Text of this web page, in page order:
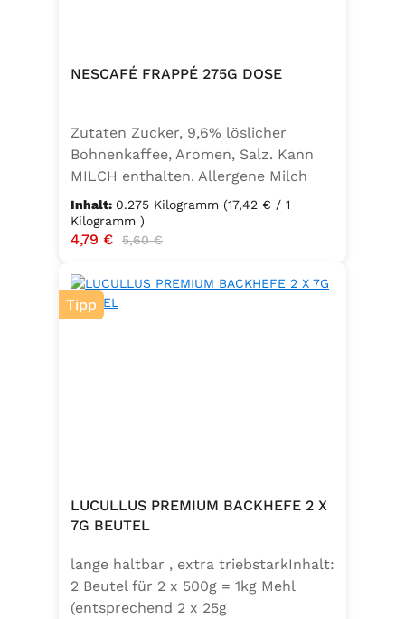
NESCAFÉ FRAPPÉ 275G DOSE
Zutaten Zucker, 9,6% löslicher
Bohnenkaffee, Aromen, Salz. Kann
MILCH enthalten. Allergene Milch
und daraus gewonnene Erzeugnisse
Inhalt: 0.275 Kilogramm (17,42 € / 1
Kilogramm )
Verkaufspreis:
4,79 € Regulärer Preis:
5,60 €
Tipp
LUCULLUS PREMIUM BACKHEFE 2 X
7G BEUTEL
lange haltbar , extra triebstarkInhalt:
2 Beutel für 2 x 500g = 1kg Mehl
(entsprechend 2 x 25g